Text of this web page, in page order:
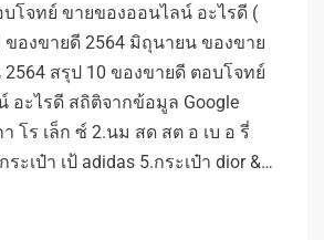
โจทย์ ขายของออนไลน์ อะไรดี (
ของขายดี 2564 มิถุนายน ของขาย
สรุป 10 ของขายดี ตอบโจทย์
อะไรดี สถิติจากข้อมูล Google
โร เล็ก ซ์ 2.นม สด สต อ เบ อ รี่
ะเป๋า เป้ adidas 5.กระเป๋า dior &…